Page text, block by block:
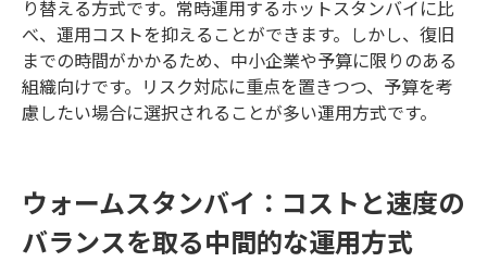
り替える方式です。常時運用するホットスタンバイに比
べ、運用コストを抑えることができます。しかし、復旧
までの時間がかかるため、中小企業や予算に限りのある
組織向けです。リスク対応に重点を置きつつ、予算を考
慮したい場合に選択されることが多い運用方式です。
ウォームスタンバイ：コストと速度の
バランスを取る中間的な運用方式